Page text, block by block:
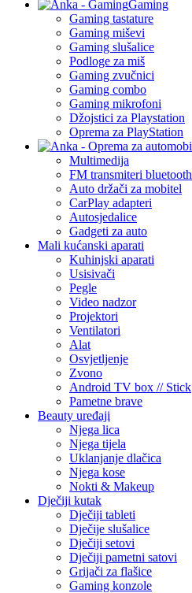
Gaming
Gaming tastature
Gaming miševi
Gaming slušalice
Podloge za miš
Gaming zvučnici
Gaming combo
Gaming mikrofoni
Džojstici za Playstation
Oprema za PlayStation
Multimedija
FM transmiteri bluetooth
Auto držači za mobitel
CarPlay adapteri
Autosjedalice
Gadgeti za auto
Mali kućanski aparati
Kuhinjski aparati
Usisivači
Pegle
Video nadzor
Projektori
Ventilatori
Alat
Osvjetljenje
Zvono
Android TV box // Stick
Pametne brave
Beauty uređaji
Njega lica
Njega tijela
Uklanjanje dlačica
Njega kose
Nokti & Makeup
Dječiji kutak
Dječiji tableti
Dječije slušalice
Dječiji setovi
Dječiji pametni satovi
Grijači za flašice
Gaming konzole